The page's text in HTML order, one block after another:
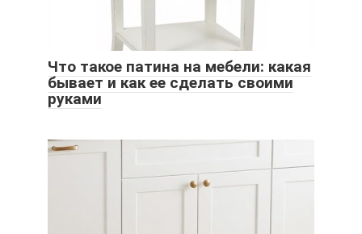
Что такое патина на мебели: какая
бывает и как ее сделать своими
руками